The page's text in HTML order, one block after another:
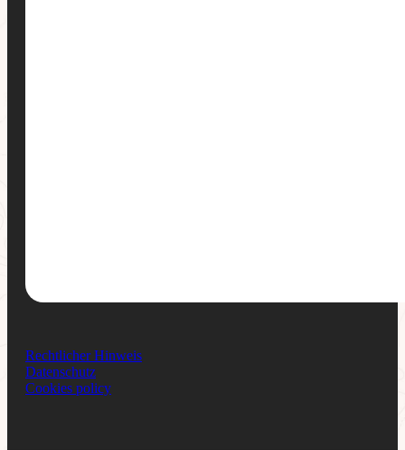
Rechtlicher Hinweis
Datenschutz
Cookies policy